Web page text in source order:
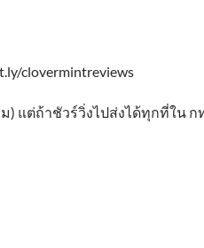
clovermintreviews
) แต่ถ้าชัวร์วิ่งไปส่งได้ทุกที่ใน ก